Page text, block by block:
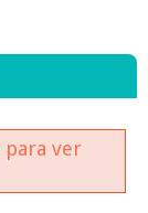
para ver